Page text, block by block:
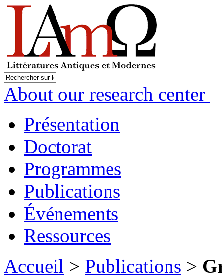
About our research center
Présentation
Doctorat
Programmes
Publications
Événements
Ressources
Accueil > Publications >